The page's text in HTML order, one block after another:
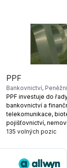
PPF
PPF investuje do
bankovnictví a
telekomunikace,
pojišťovnictví,
zemědělství.
135 volných pozic